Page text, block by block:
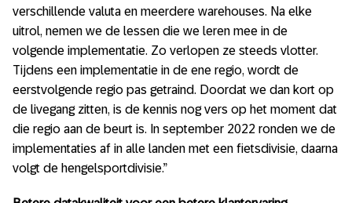
verschillende valuta en meerdere warehouses. Na elke
uitrol, nemen we de lessen die we leren mee in de
volgende implementatie. Zo verlopen ze steeds vlotter.
Tijdens een implementatie in de ene regio, wordt de
eerstvolgende regio pas getraind. Doordat we dan kort op
de livegang zitten, is de kennis nog vers op het moment dat
die regio aan de beurt is. In september 2022 ronden we de
implementaties af in alle landen met een fietsdivisie, daarna
volgt de hengelsportdivisie.”